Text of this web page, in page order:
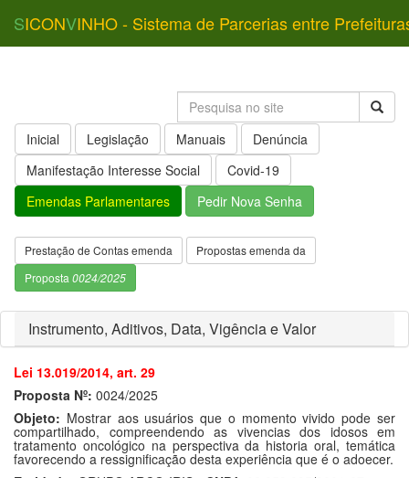
SICONVINHO - Sistema de Parcerias entre
Inicial Legislação Manuais
Denúncia
Manifestação Interesse Social
Covid-19
Emendas Parlamentares
Pedir Nova Senha
Prestação de Contas emenda
Propostas emenda da
Proposta 0024/2025
Instrumento, Aditivos, Data, Vigência e Valor
Lei 13.019/2014, art. 29
Proposta Nº: 0024/2025
Objeto: Mostrar aos usuários que o momento vivido pode ser
compartilhado, compreendendo as vivencias dos idosos em
tratamento oncológico na perspectiva da historia oral, temática
favorecendo a ressignificação desta experiência que é o adoecer.